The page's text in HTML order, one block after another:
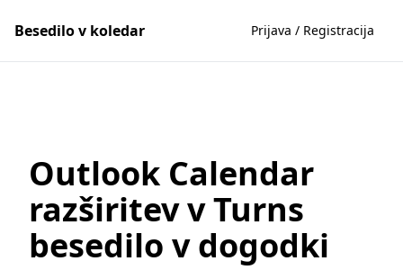
Besedilo v koledar Prijava / Registracija
Outlook Calendar
razširitev v Turns
besedilo v dogodki